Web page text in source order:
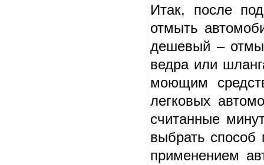
Итак, после
отмыть
дешевый –
ведра или
моющим
легковых
считанные
выбрать
применением